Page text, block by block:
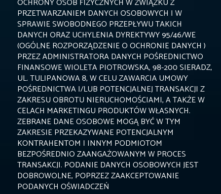
PRZETWARZANIEM DANYCH OSOBOWYCH I W
SPRAWIE SWOBODNEGO PRZEPŁYWU TAKICH
DANYCH ORAZ UCHYLENIA DYREKTYWY 95/46/WE
(OGÓLNE ROZPORZĄDZENIE O OCHRONIE DANYCH )
PRZEZ ADMINISTRATORA DANYCH POŚREDNICTWO
FINANSOWE WIOLETA PIOTROWSKA, 98-200 SIERADZ,
UL. TULIPANOWA 8, W CELU ZAWARCIA UMOWY
POŚREDNICTWA I/LUB POTENCJALNEJ TRANSAKCJI Z
ZAKRESU OBROTU NIERUCHOMOŚCIAMI, A TAKŻE W
CELACH MARKETINGU PRODUKTÓW WŁASNYCH.
ZEBRANE DANE OSOBOWE MOGĄ BYĆ W TYM
ZAKRESIE PRZEKAZYWANE POTENCJALNYM
KONTRAHENTOM I INNYM PODMIOTOM
BEZPOŚREDNIO ZAANGAŻOWANYM W PROCES
TRANSAKCJI. PODANIE DANYCH OSOBOWYCH JEST
DOBROWOLNE, POPRZEZ ZAAKCEPTOWANIE
PODANYCH OŚWIADCZEŃ